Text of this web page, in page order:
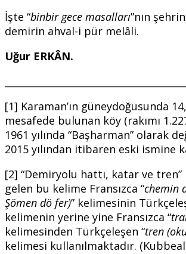
İşte “binbir gece masalları”nın
demirin ahval-i pür melâli.
Uğur ERKÂN.
[1] Karaman’ın güneydoğusunda
mesafede bulunan köy (rakımı
1961 yılında “Başharman” olarak
2015 yılından itibaren eski ismine
[2] “Demiryolu hattı, katar ve tren”
gelen bu kelime Fransızca “chemin
Şömen dö fer)” kelimesinin
kelimenin yerine yine Fransızca “
kelimesinden Türkçeleşen “tren
kelimesi kullanılmaktadır.